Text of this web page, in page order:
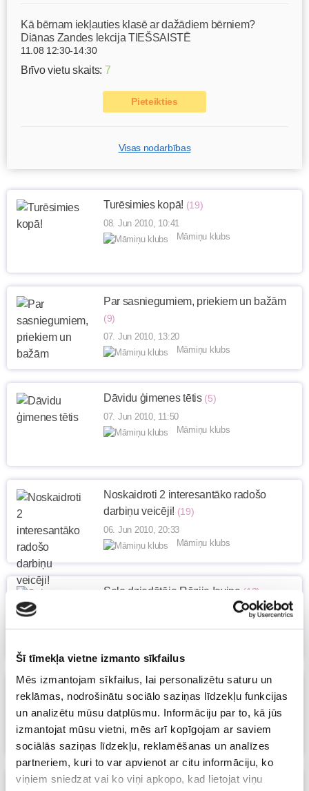
Šī tīmekļa vietne izmanto sīkfailus
Mēs izmantojam sīkfailus, lai personalizētu saturu un
reklāmas, nodrošinātu sociālo saziņas līdzekļu funkcijas
un analizētu mūsu datplūsmu. Informāciju par to, kā jūs
izmantojat mūsu vietni, mēs arī kopīgojam ar saviem
sociālās saziņas līdzekļu, reklamēšanas un analīzes
partneriem, kuri to var apvienot ar citu informāciju, ko
viņiem sniedzat vai ko viņi apkopo, kad lietojat viņu
Kā bērnam iekļauties klasē ar dažādiem bērniem?
Diānas Zandes lekcija TIEŠSAISTĒ
11.08 12:30-14:30
Brīvo vietu skaits: 7
Pieteikties
Visas nodarbības
Turēsimies kopā! (19)
08. Jun 2010, 10:41
Māmiņu klubs
Par sasniegumiem, priekiem un bažām
(9)
07. Jun 2010, 13:20
Māmiņu klubs
Dāvidu ģimenes tētis (5)
07. Jun 2010, 11:50
Māmiņu klubs
Noskaidroti 2 interesantāko radošo
darbiņu veicēji! (19)
06. Jun 2010, 20:33
Māmiņu klubs
Solo dziedātāja Rēzija Ieviņa (13)
Lai mājās būtu kārtība – mantukastes
06. Jun 2010, 11:45
Māmiņu klubs
Talantīgs bērns arī Tavā ģimenē! (19)